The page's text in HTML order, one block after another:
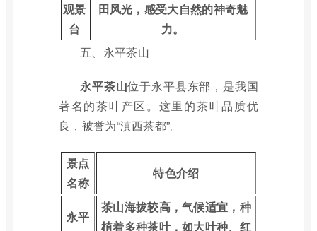
观景
台
田风光，感受大自然的神奇魅
力。
五、永平茶山
永平茶山位于永平县东部，是我国
著名的茶叶产区。这里的茶叶品质优
良，被誉为“滇西茶都”。
景点
名称
特色介绍
永平
茶山海拔较高，气候适宜，种
植着多种茶叶，如大叶种、红